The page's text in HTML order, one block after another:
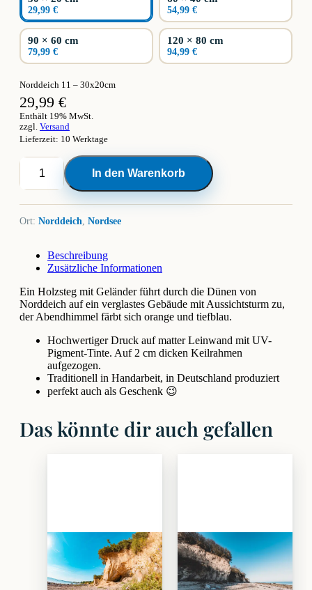
29,99 € 54,99 €
90 × 60 cm
79,99 €
120 × 80 cm
94,99 €
Norddeich 11 – 30x20cm
29,99 €
Enthält 19% MwSt.
zzgl. Versand
Lieferzeit: 10 Werktage
Leinwand
Norddeich
11
In den Warenkorb
Ort: Norddeich, Nordsee
Beschreibung
Zusätzliche Informationen
Ein Holzsteg mit Geländer führt durch die Dünen von
Norddeich auf ein verglastes Gebäude mit Aussichtsturm zu,
der Abendhimmel färbt sich orange und tiefblau.
Hochwertiger Druck auf matter Leinwand mit UV-
Pigment-Tinte. Auf 2 cm dicken Keilrahmen
aufgezogen.
Traditionell in Handarbeit, in Deutschland produziert
perfekt auch als Geschenk 😉
Das könnte dir auch gefallen